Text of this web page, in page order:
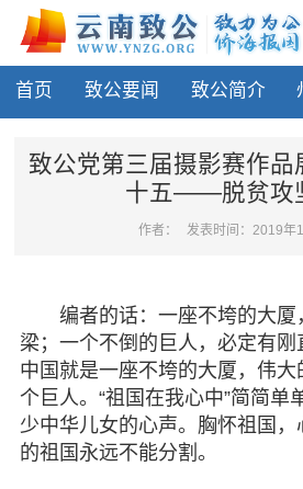
网站导航
首页
致公要闻
致公简介
专题活动
履行职责
自身建设
致公风采
首页 致公要闻 致公简介
致公党第三届摄影赛作品
十五——脱贫攻
作者： 发表时间：2019年
编者的话：一座不垮的大厦
梁；一个不倒的巨人，必定有
中国就是一座不垮的大厦，伟
个巨人。“祖国在我心中”简简单
少中华儿女的心声。胸怀祖国
的祖国永远不能分割。